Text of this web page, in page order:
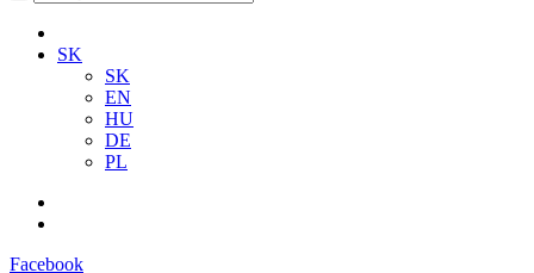
SK
SK
EN
HU
DE
PL
Facebook